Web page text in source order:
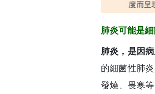
肺炎可能是
肺炎，是因
的細菌性肺
發燒、畏寒